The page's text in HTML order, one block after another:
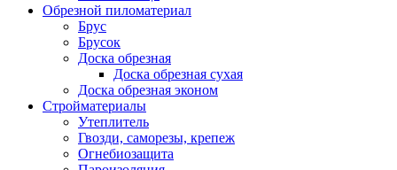
Обрезной пиломатериал
Брус
Брусок
Доска обрезная
Доска обрезная сухая
Доска обрезная эконом
Стройматериалы
Утеплитель
Гвозди, саморезы, крепеж
Огнебиозащита